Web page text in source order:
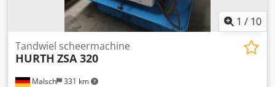
1 / 10
Malsch 331 km
Tandwiel scheermachine
HURTH ZSA 320